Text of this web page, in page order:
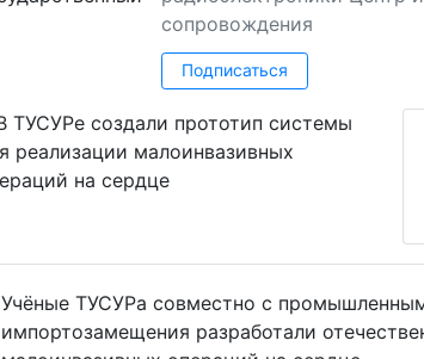
сопровождения
Подписаться
Учёные ТУСУРа совместно с
импортозамещения разработали